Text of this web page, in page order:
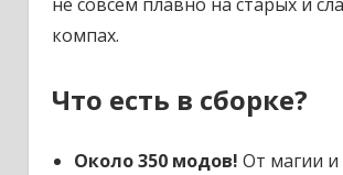
компах.
Что есть в сборке?
Около 350 модов! От магии и